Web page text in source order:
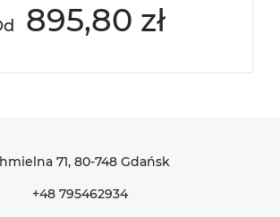
895,80 zł
71, 80-748 Gdańsk
+48 795462934